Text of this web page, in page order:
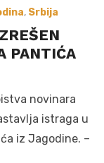
, Srbija
PANTIĆA
novinara
istraga u
iz Jagodine. –